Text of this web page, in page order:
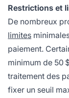
Restrictions et
De nombreux
limites
paiement.
minimum de 50
traitement des
fixer un seuil